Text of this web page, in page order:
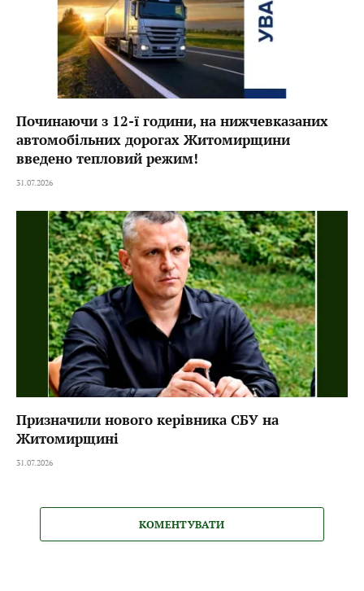
Починаючи з 12-ї години, на нижчевказаних
автомобільних дорогах Житомирщини
введено тепловий режим!
31.07.2026
Призначили нового керівника СБУ на
Житомирщині
31.07.2026
КОМЕНТУВАТИ